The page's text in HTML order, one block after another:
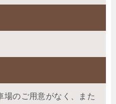
場のご用意がなく、また